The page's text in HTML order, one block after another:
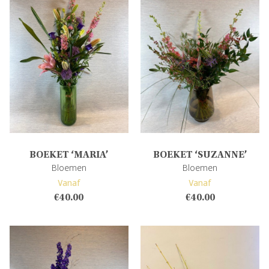
BOEKET ‘MARIA’
Bloemen
Vanaf
€40.00
BOEKET ‘SUZANNE’
Bloemen
Vanaf
€40.00